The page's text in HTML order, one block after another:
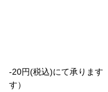
※白ごはん 大
-20円(税込)にて承ります